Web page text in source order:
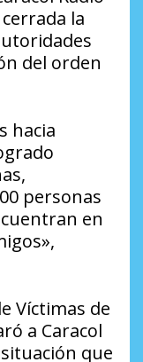
la
del orden
hacia
personas
en
Víctimas de
a Caracol
que